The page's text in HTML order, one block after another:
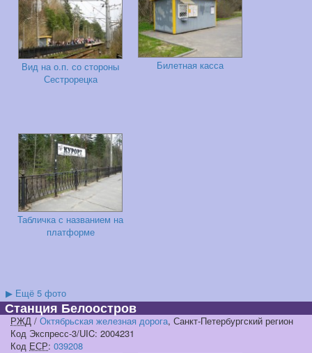
Вид на о.п. со стороны
Сестрорецка
Билетная касса
Табличка с названием на
платформе
▶ Ещё 5 фото
Станция Белоостров
РЖД / Октябрьская железная дорога, Санкт-Петербургский регион
Код Экспресс-3/UIC: 2004231
Код ЕСР: 039208